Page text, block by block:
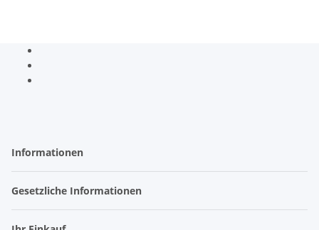
Informationen
Gesetzliche Informationen